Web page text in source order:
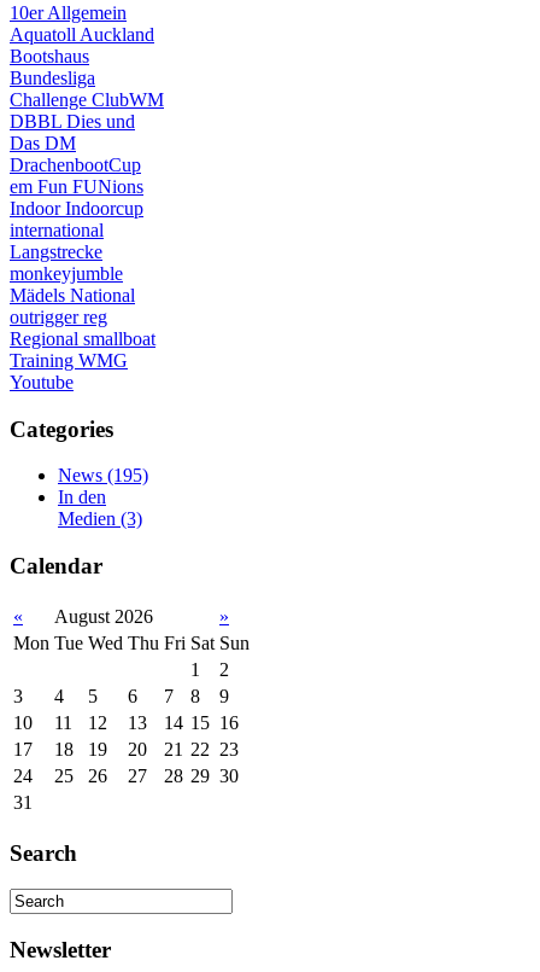
10erAllgemein
Aquatoll Auckland
Bootshaus
Bundesliga
Challenge ClubWM
DBBL Dies und
Das DM
DrachenbootCup
em Fun FUNions
IndoorIndoorcup
international
Langstrecke
monkeyjumble
Mädels National
outriggerreg
Regional smallboat
Training WMG
Youtube
Categories
News (195)
In den
Medien (3)
Calendar
« August 2026
»
Mon Tue Wed Thu Fri Sat Sun
1
2
3
4 5 6 7 8
9
10
11 12 13 14 15 16
17
18 19 20 21 22 23
24
25 26 27 28 29 30
31
Search
Newsletter